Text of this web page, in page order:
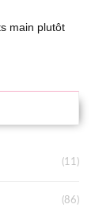
main plutôt
(11)
(86)